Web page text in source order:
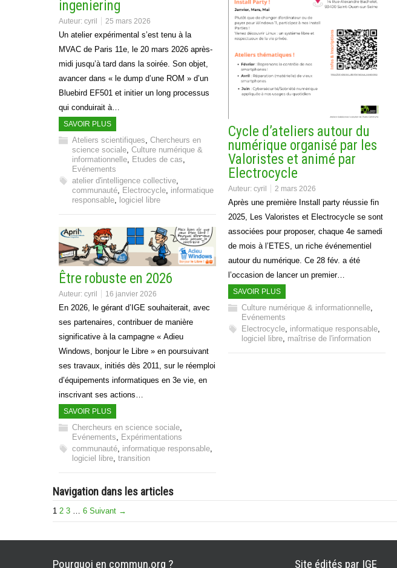
ingeniering
Auteur: cyril 25 mars 2026
Un atelier expérimental s’est tenu à la
MVAC de Paris 11e, le 20 mars 2026 après-
midi jusqu’à tard dans la soirée. Son objet,
avancer dans « le dump d’une ROM » d’un
Bluebird EF501 et initier un long processus
qui conduirait à…
SAVOIR PLUS
Ateliers scientifiques, Chercheurs en
science sociale, Culture numérique &
informationnelle, Etudes de cas,
Evénements
atelier d'intelligence collective,
communauté, Electrocycle, informatique
responsable, logiciel libre
Cycle d’ateliers autour du
numérique organisé par les
Valoristes et animé par
Electrocycle
Auteur: cyril 2 mars 2026
Après une première Install party réussie fin
2025, Les Valoristes et Electrocycle se sont
associées pour proposer, chaque 4e samedi
de mois à l’ETES, un riche événementiel
autour du numérique. Ce 28 fév. a été
l’occasion de lancer un premier…
SAVOIR PLUS
Culture numérique & informationnelle,
Evénements
Electrocycle, informatique responsable,
logiciel libre, maîtrise de l'information
Être robuste en 2026
Auteur: cyril 16 janvier 2026
En 2026, le gérant d’IGE souhaiterait, avec
ses partenaires, contribuer de manière
significative à la campagne « Adieu
Windows, bonjour le Libre » en poursuivant
ses travaux, initiés dès 2011, sur le réemploi
d’équipements informatiques en 3e vie, en
inscrivant ses actions…
SAVOIR PLUS
Chercheurs en science sociale,
Evénements, Expérimentations
communauté, informatique responsable,
logiciel libre, transition
Navigation dans les articles
1 2 3 … 6 Suivant →
Pourquoi en commun.org ? Site édités par IGE